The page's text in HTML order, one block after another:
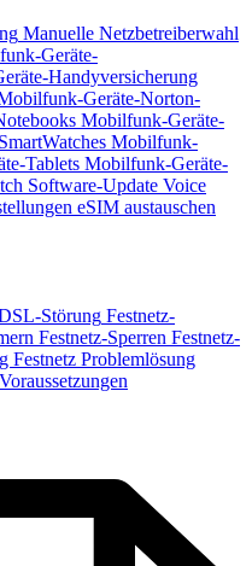
Manuelle Netzbetreiberwahl
Geräte-
Handyversicherung
Geräte-Norton-
Mobilfunk-Geräte-
Mobilfunk-
Tablets Mobilfunk-Geräte-
Software-Update Voice
eSIM austauschen
Störung Festnetz-
Festnetz-Sperren Festnetz-
Festnetz Problemlösung
Voraussetzungen